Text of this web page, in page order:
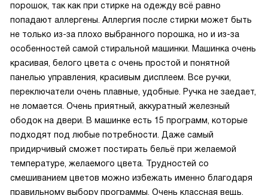
порошок, так как при стирке на одежду всё равно
попадают аллергены. Аллергия после стирки может быть
не только из-за плохо выбранного порошка, но и из-за
особенностей самой стиральной машинки. Машинка очень
красивая, белого цвета с очень простой и понятной
панелью управления, красивым дисплеем. Все ручки,
переключатели очень плавные, удобные. Ручка не заедает,
не ломается. Очень приятный, аккуратный железный
ободок на двери. В машинке есть 15 программ, которые
подходят под любые потребности. Даже самый
придирчивый сможет постирать бельё при желаемой
температуре, желаемого цвета. Трудностей со
смешиванием цветов можно избежать именно благодаря
правильному выбору программы. Очень классная вещь,